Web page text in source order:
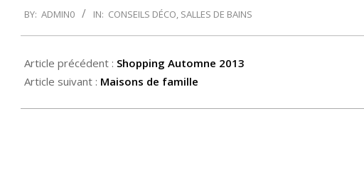
12-
26
BY: ADMIN0 IN: CONSEILS DÉCO, SALLES DE BAINS
Article précédent : Shopping Automne 2013
Article suivant : Maisons de famille